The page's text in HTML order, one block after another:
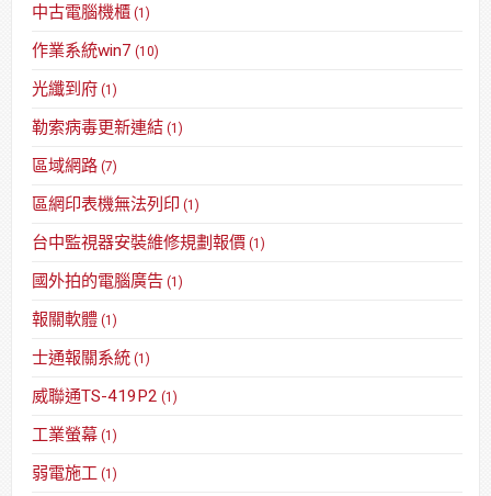
中古電腦機櫃 (1)
作業系統win7 (10)
光纖到府 (1)
勒索病毒更新連結 (1)
區域網路 (7)
區網印表機無法列印 (1)
台中監視器安裝維修規劃報價 (1)
國外拍的電腦廣告 (1)
報關軟體 (1)
士通報關系統 (1)
威聯通TS-419P2 (1)
工業螢幕 (1)
弱電施工 (1)